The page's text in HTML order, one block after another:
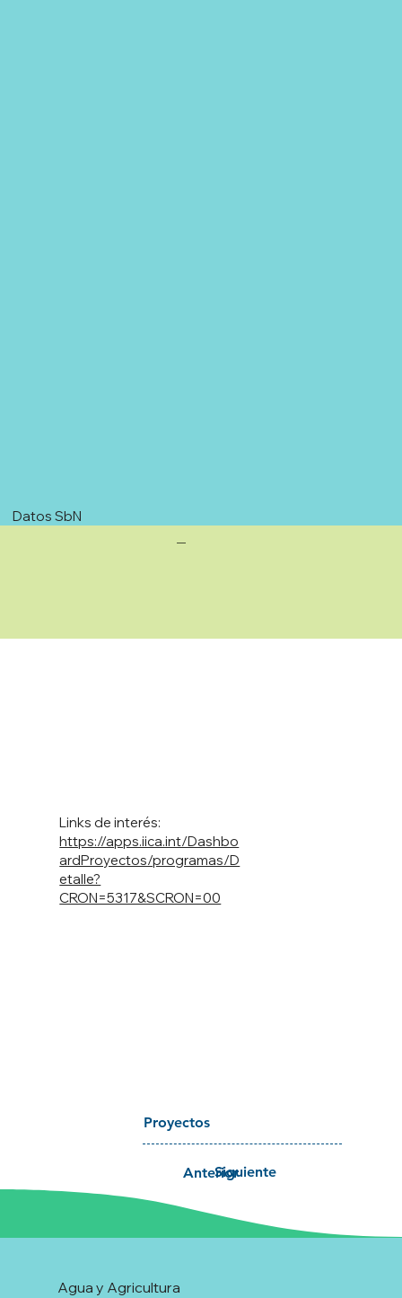
Datos SbN
—
Siguiente
Anterior
Proyectos
https://apps.iica.int/Dashbo
ardProyectos/programas/D
etalle?
CRON=5317&SCRON=00
Links de interés:
Agua y Agricultura